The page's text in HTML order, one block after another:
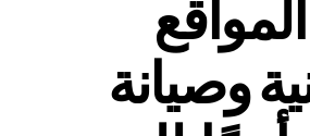
وصيانة